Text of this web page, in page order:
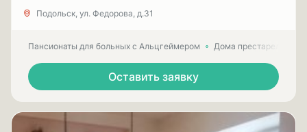
Подольск, ул. Федорова, д.31
Пансионаты для больных с Альцгеймером Дома престарелых
Оставить заявку